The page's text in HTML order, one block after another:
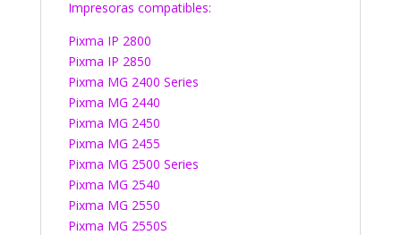
Impresoras compatibles:
Pixma IP 2800
Pixma IP 2850
Pixma MG 2400 Series
Pixma MG 2440
Pixma MG 2450
Pixma MG 2455
Pixma MG 2500 Series
Pixma MG 2540
Pixma MG 2550
Pixma MG 2550S